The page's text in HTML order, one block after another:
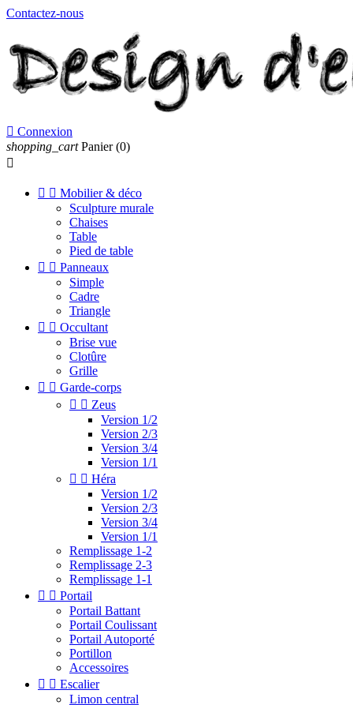
Contactez-nous
 Connexion
shopping_cart Panier (0)

  Mobilier & déco
Sculpture murale
Chaises
Table
Pied de table
  Panneaux
Simple
Cadre
Triangle
  Occultant
Brise vue
Clotûre
Grille
  Garde-corps
  Zeus
Version 1/2
Version 2/3
Version 3/4
Version 1/1
  Héra
Version 1/2
Version 2/3
Version 3/4
Version 1/1
Remplissage 1-2
Remplissage 2-3
Remplissage 1-1
  Portail
Portail Battant
Portail Coulissant
Portail Autoporté
Portillon
Accessoires
  Escalier
Limon central